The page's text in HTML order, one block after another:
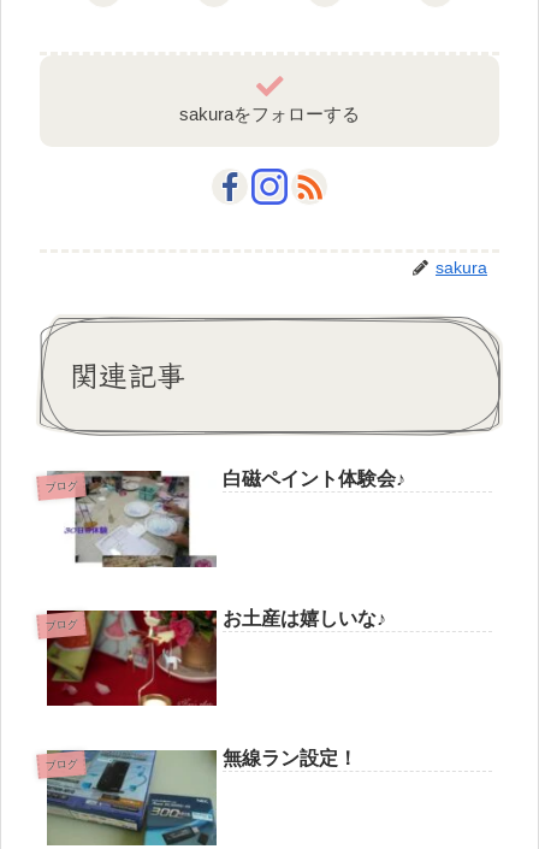
sakuraをフォローする
sakura
関連記事
ブログ 白磁ペイント体験会♪
ブログ お土産は嬉しいな♪
ブログ 無線ラン設定！